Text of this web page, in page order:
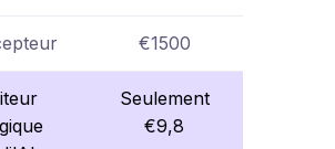
€1500
Seulement
€9,8